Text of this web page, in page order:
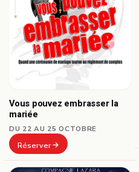
Vous pouvez embrasser la
mariée
DU 22 AU 25 OCTOBRE
Réserver